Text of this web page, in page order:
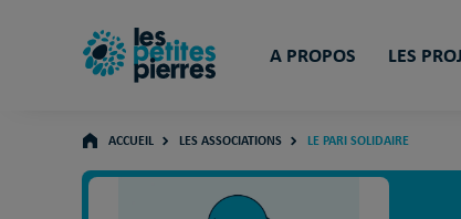
A PROPOS LES
ACCUEIL LES ASSOCIATIONS LE PARI SOLIDAIRE